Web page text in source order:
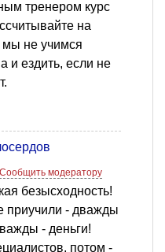
тренером курс
на
не учимся
и ездить, если не
Сообщить модератору
безысходность!
приучили - дважды
- деньги!
потом -